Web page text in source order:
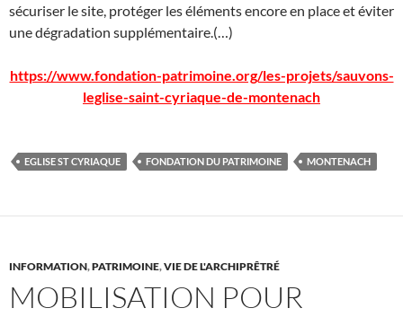
sécuriser le site, protéger les éléments encore en place et éviter
une dégradation supplémentaire.(…)
https://www.fondation-patrimoine.org/les-projets/sauvons-
leglise-saint-cyriaque-de-montenach
EGLISE ST CYRIAQUE FONDATION DU PATRIMOINE MONTENACH
INFORMATION,PATRIMOINE,VIE DE L'ARCHIPRÊTRÉ
MOBILISATION POUR